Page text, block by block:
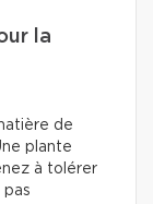
la
de
plante
à tolérer